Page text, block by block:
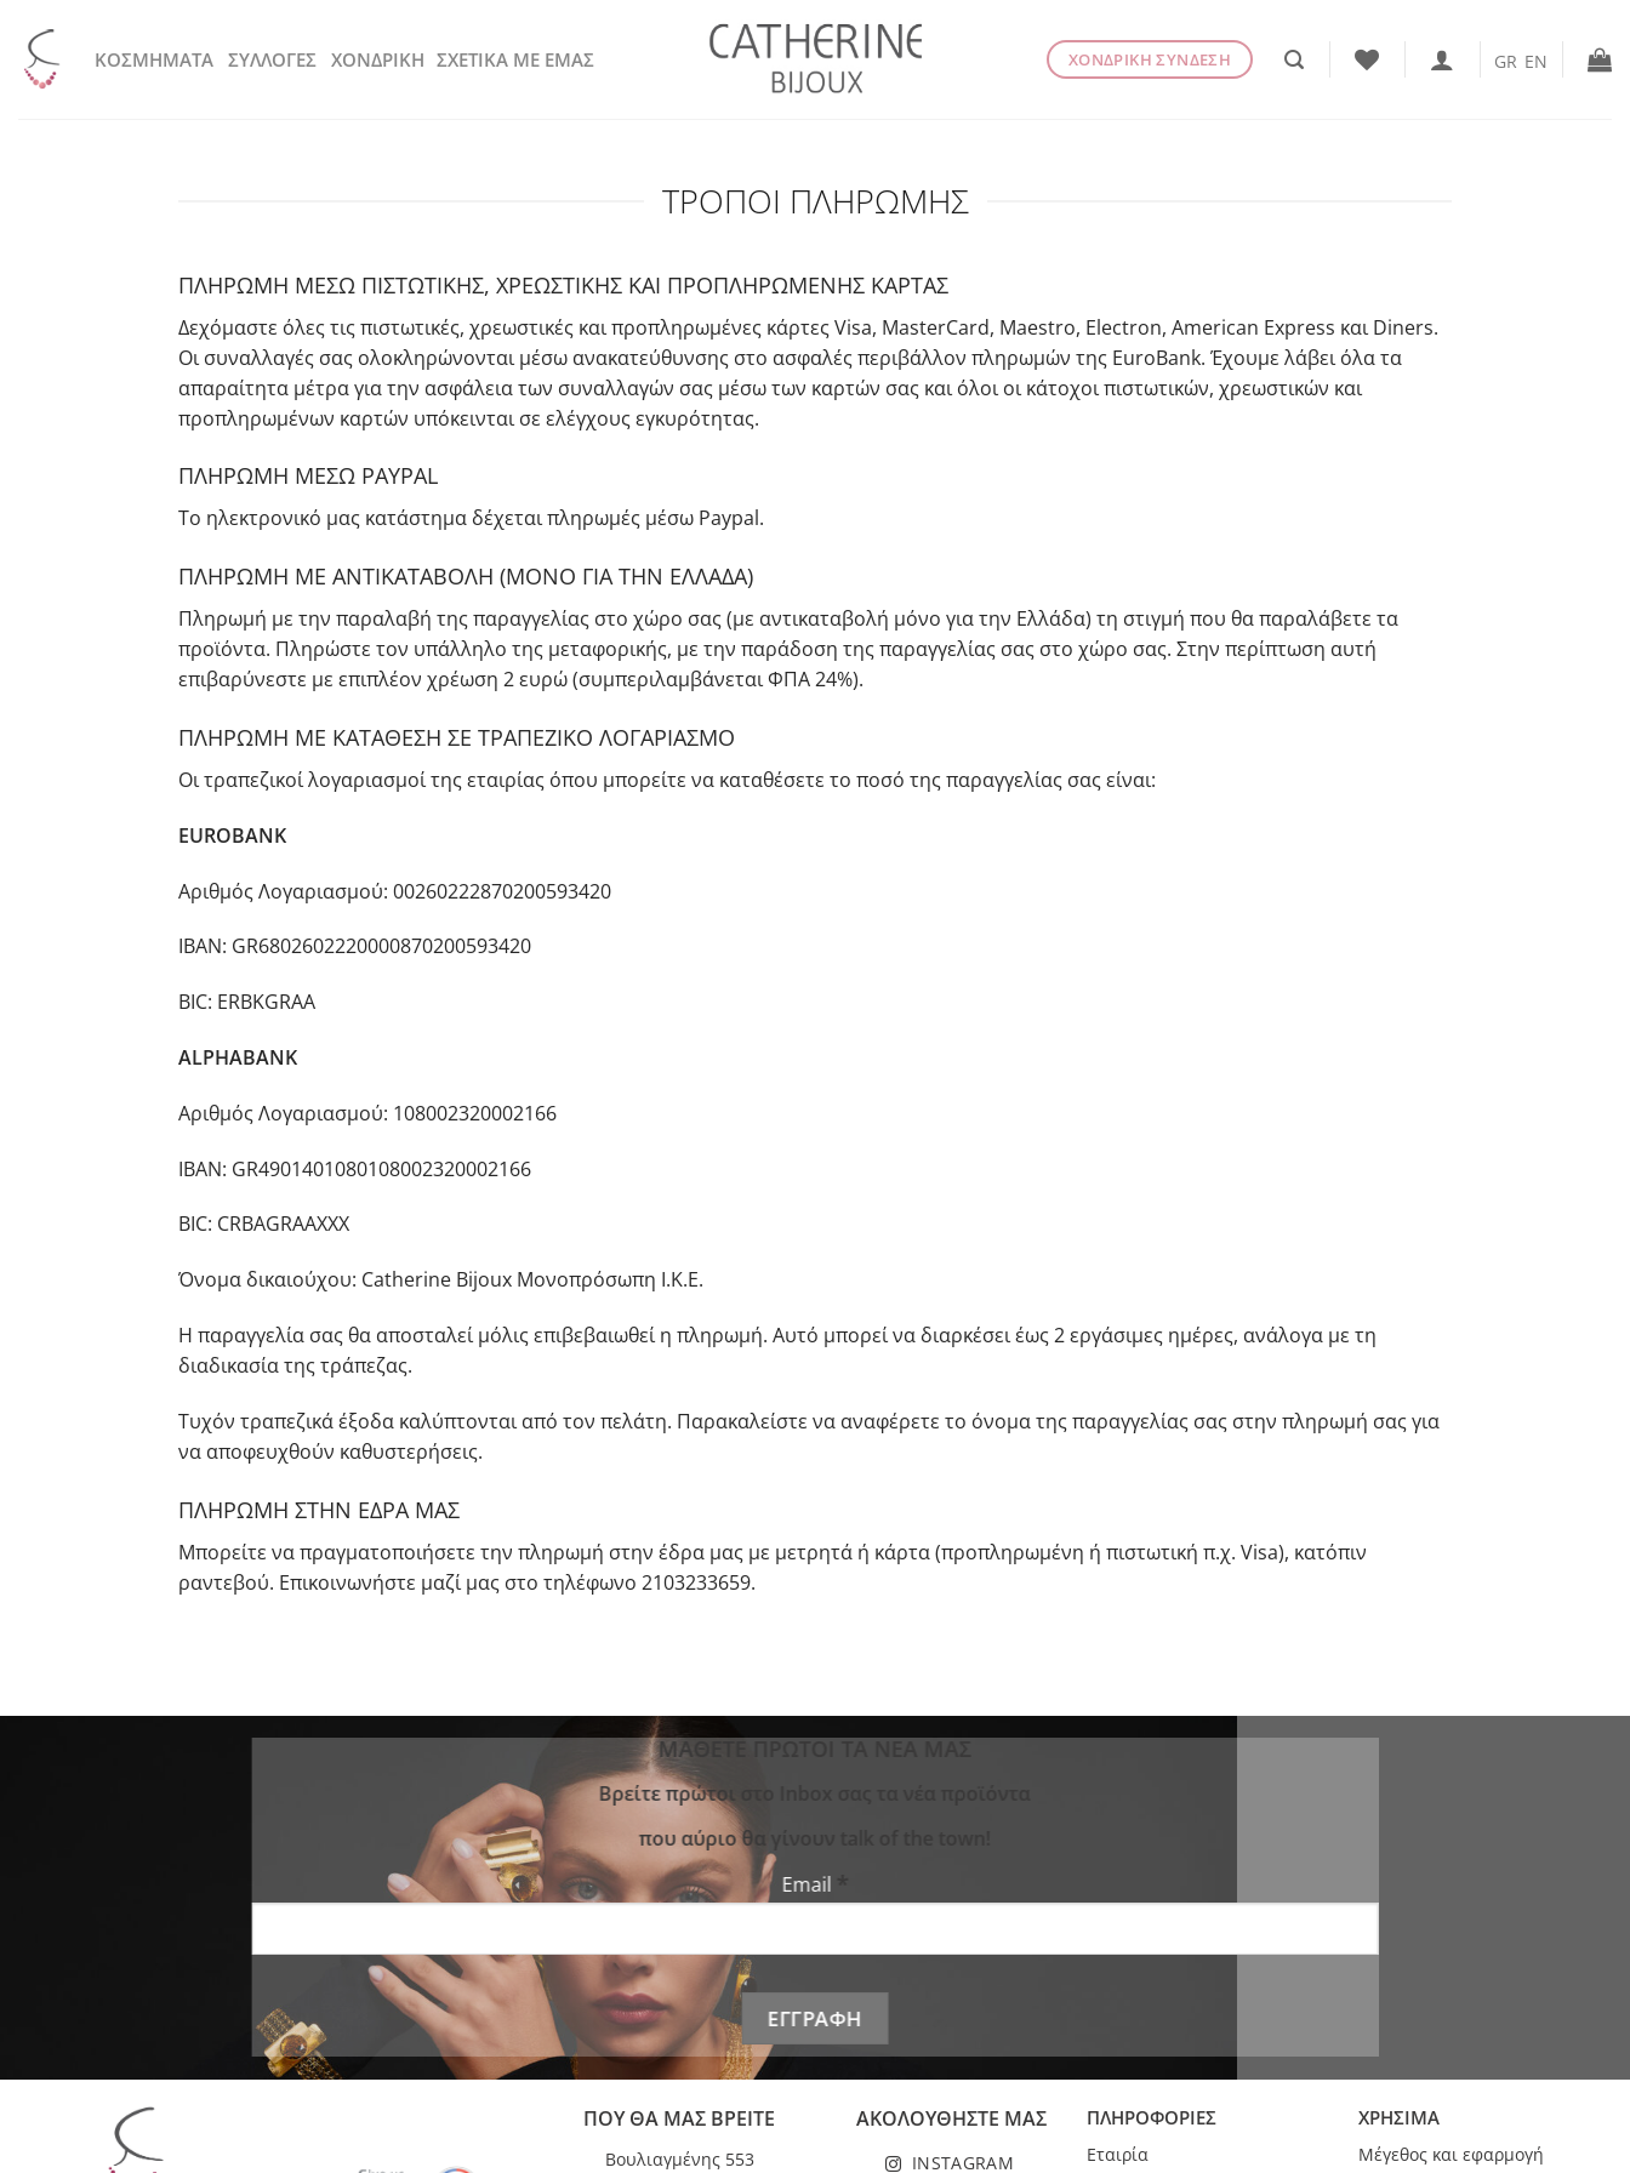
στο
περιεχόμενο
KOΣΜΗΜΑΤΑ ΣΥΛΛΟΓΕΣ ΧΟΝΔΡΙΚΗ ΣΧΕΤΙΚΑ ΜΕ ΕΜΑΣ ΧΟΝΔΡΙΚΗ ΣΥΝΔΕΣΗ GR EN
ΤΡΟΠΟΙ ΠΛΗΡΩΜΗΣ
ΠΛΗΡΩΜΗ ΜΕΣΩ ΠΙΣΤΩΤΙΚΗΣ, ΧΡΕΩΣΤΙΚΗΣ ΚΑΙ ΠΡΟΠΛΗΡΩΜΕΝΗΣ ΚΑΡΤΑΣ
Δεχόμαστε όλες τις πιστωτικές, χρεωστικές και προπληρωμένες κάρτες Visa, MasterCard, Maestro, Electron, American Express και Diners.
Οι συναλλαγές σας ολοκληρώνονται μέσω ανακατεύθυνσης στο ασφαλές περιβάλλον πληρωμών της EuroBank. Έχουμε λάβει όλα τα
απαραίτητα μέτρα για την ασφάλεια των συναλλαγών σας μέσω των καρτών σας και όλοι οι κάτοχοι πιστωτικών, χρεωστικών και
προπληρωμένων καρτών υπόκεινται σε ελέγχους εγκυρότητας.
ΠΛΗΡΩΜΗ ΜΕΣΩ PAYPAL
Το ηλεκτρονικό μας κατάστημα δέχεται πληρωμές μέσω Paypal.
ΠΛΗΡΩΜΗ ΜΕ ΑΝΤΙΚΑΤΑΒΟΛΗ (ΜΟΝΟ ΓΙΑ ΤΗΝ ΕΛΛΑΔΑ)
Πληρωμή με την παραλαβή της παραγγελίας στο χώρο σας (με αντικαταβολή μόνο για την Ελλάδα) τη στιγμή που θα παραλάβετε τα
προϊόντα. Πληρώστε τον υπάλληλο της μεταφορικής, με την παράδοση της παραγγελίας σας στο χώρο σας. Στην περίπτωση αυτή
επιβαρύνεστε με επιπλέον χρέωση 2 ευρώ (συμπεριλαμβάνεται ΦΠΑ 24%).
ΠΛΗΡΩΜΗ ΜΕ ΚΑΤΑΘΕΣΗ ΣΕ ΤΡΑΠΕΖΙΚΟ ΛΟΓΑΡΙΑΣΜΟ
Οι τραπεζικοί λογαριασμοί της εταιρίας όπου μπορείτε να καταθέσετε το ποσό της παραγγελίας σας είναι:
EUROBANK
Αριθμός Λογαριασμού: 00260222870200593420
IBAN: GR6802602220000870200593420
BIC: ERBKGRAA
ΑLPHABANK
Αριθμός Λογαριασμού: 108002320002166
ΙΒΑΝ: GR4901401080108002320002166
BIC: CRBAGRAAXXX
Όνομα δικαιούχου: Catherine Βijoux Μονοπρόσωπη Ι.Κ.Ε.
Η παραγγελία σας θα αποσταλεί μόλις επιβεβαιωθεί η πληρωμή. Αυτό μπορεί να διαρκέσει έως 2 εργάσιμες ημέρες, ανάλογα με τη
διαδικασία της τράπεζας.
Τυχόν τραπεζικά έξοδα καλύπτονται από τον πελάτη. Παρακαλείστε να αναφέρετε το όνομα της παραγγελίας σας στην πληρωμή σας για
να αποφευχθούν καθυστερήσεις.
ΠΛΗΡΩΜΗ ΣΤΗΝ ΕΔΡΑ ΜΑΣ
Μπορείτε να πραγματοποιήσετε την πληρωμή στην έδρα μας με μετρητά ή κάρτα (προπληρωμένη ή πιστωτική π.χ. Visa), κατόπιν
ραντεβού. Επικοινωνήστε μαζί μας στο τηλέφωνο 2103233659.
ΜΑΘΕΤΕ ΠΡΩΤΟΙ ΤΑ ΝΕΑ ΜΑΣ
Bρείτε πρώτοι στο Inbox σας τα νέα προϊόντα
που αύριο θα γίνουν talk of the town!
Email
ΠΟΥ ΘΑ ΜΑΣ ΒΡΕΙΤΕ
Βουλιαγμένης 553
ΑΚΟΛΟΥΘΗΣΤΕ ΜΑΣ
INSTAGRAM
ΠΛΗΡΟΦΟΡΙΕΣ
Εταιρία
ΧΡΗΣΙΜΑ
Μέγεθος και εφαρμογή